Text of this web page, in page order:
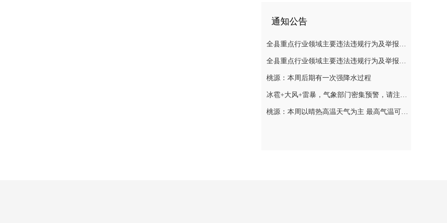
通知公告
全县重点行业领域主要违法违规行为及举报方式通告（五）
全县重点行业领域主要违法违规行为及举报方式通告（二）
桃源：本周后期有一次强降水过程
冰雹+大风+雷暴，气象部门密集预警，请注意防范
桃源：本周以晴热高温天气为主 最高气温可达39℃